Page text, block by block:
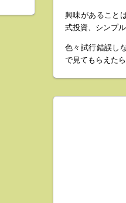
興味があること
式投資、シンプ
色々試行錯誤し
で見てもらえた